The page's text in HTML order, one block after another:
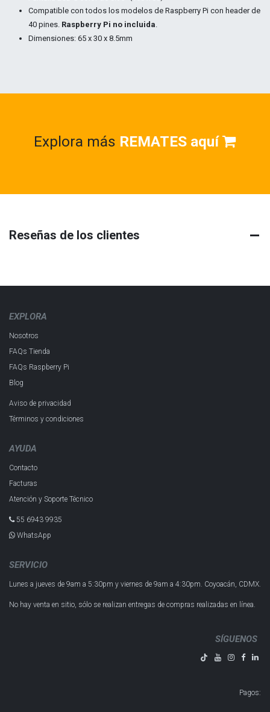
Compatible con todos los modelos de Raspberry Pi con header de
40 pines. Raspberry Pi no incluida.
Dimensiones: 65 x 30 x 8.5mm
Explora más REMATES aquí
Reseñas de los clientes
EXPLORA
Nosotros
FAQs Tienda
FAQs Raspberry Pi
Blog
Aviso de privacidad
Términos y condiciones
AYUDA
Contacto
Facturas
Atención y Soporte Técnico
55 6943 993​5
WhatsApp
SERVICIO
Lunes a jueves de 9am a 5:30pm y viernes de 9am a 4:30pm. Coyoacán, CDMX.
No hay venta en sitio, sólo se realizan entregas de compras realizadas en línea.
SÍGUENOS
Pagos: